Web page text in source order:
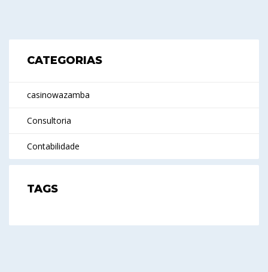
CATEGORIAS
casinowazamba
Consultoria
Contabilidade
TAGS